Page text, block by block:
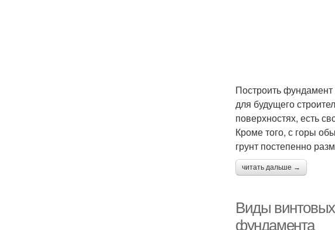
Построить фундамент
для будущего
поверхностях, есть
Кроме того, с горы
грунт постепенно
читать дальше →
Виды
фундамента